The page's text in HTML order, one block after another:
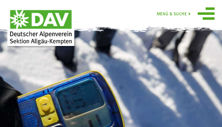
Über uns
Programm
Gruppen
Hütten
MENÜ & SUCHE